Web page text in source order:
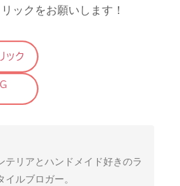
ックをお願いします！
テリアとハンドメイド好きのラ
イルブロガー。